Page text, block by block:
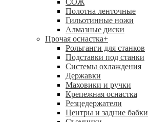
СОЖ
Полотна ленточные
Гильотинные ножи
Алмазные диски
Прочая оснастка+
Рольганги для станков
Подставки под станки
Системы охлаждения
Державки
Маховики и ручки
Крепежная оснастка
Резцедержатели
Центры и задние бабки